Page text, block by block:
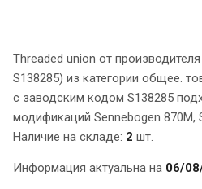
Threaded union от производителя
S138285) из категории общее.
с заводским кодом S138285
модификаций Sennebogen 870M,
Наличие на складе: 2 шт.
Информация актуальна на 06/